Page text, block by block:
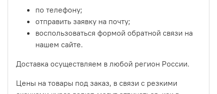
по телефону;
отправить заявку на почту;
воспользоваться формой обратной связи на
нашем сайте.
Доставка осуществляем в любой регион России.
Цены на товары под заказ, в связи с резкими